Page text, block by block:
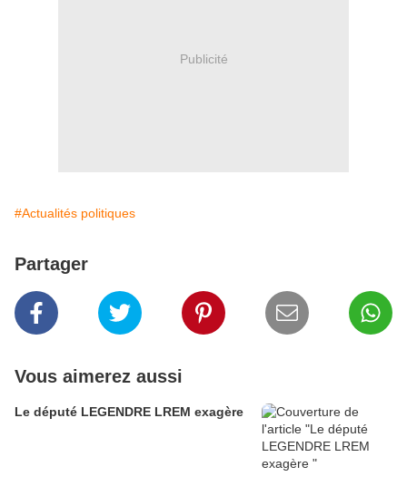
Publicité
#Actualités politiques
Partager
Vous aimerez aussi
Le député LEGENDRE LREM exagère